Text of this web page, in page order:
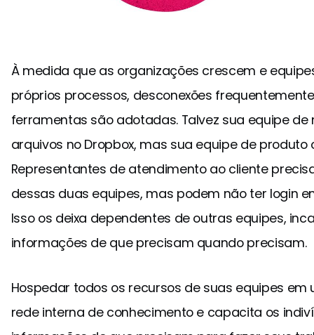
À medida que as organizações crescem e
próprios processos, desconexões
ferramentas são adotadas. Talvez sua equipe
arquivos no Dropbox, mas sua equipe de produto
Representantes de atendimento ao cliente
dessas duas equipes, mas podem não ter login
Isso os deixa dependentes de outras equipes,
informações de que precisam quando precisam.
Hospedar todos os recursos de suas equipes
rede interna de conhecimento e capacita os